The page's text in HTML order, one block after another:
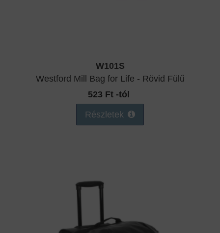
W101S
Westford Mill Bag for Life - Rövid Fülű
523 Ft -tól
Részletek